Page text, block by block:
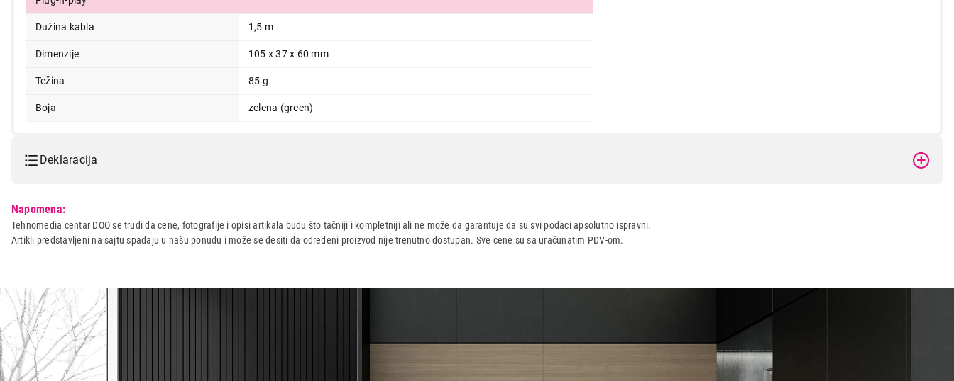
Dužina kabla 1,5 m
Dimenzije 105 x 37 x 60 mm
Težina 85 g
Boja zelena (green)
Deklaracija
Naziv i vrsta robe:
MIS
Uvoznik:
Napomena:
Tehnomedia centar DOO se trudi da cene, fotografije i opisi artikala budu što tačniji i kompletniji ali ne može da garantuje da su svi podaci apsolutno ispravni.
Artikli predstavljeni na sajtu spadaju u našu ponudu i može se desiti da određeni proizvod nije trenutno dostupan. Sve cene su sa uračunatim PDV-om.